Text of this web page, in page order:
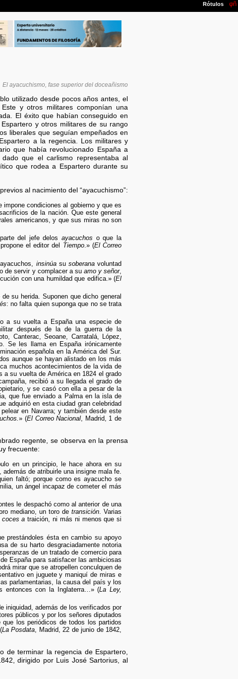
El ayacuchismo, fase superior del doceañismo
utilizado desde pocos años antes, el
y otros militares componían una
El éxito que habían conseguido en
y otros militares de su rango
liberales que seguían empeñados en
a la regencia. Los militares y
que había revolucionado España a
que el carlismo representaba al
que rodea a Espartero durante su
al nacimiento del “ayacuchismo”:
condiciones al gobierno y que es
de la nación. Que este general
americanos, y que sus miras no son
del jefe delosayacuchos o que la
el editor del Tiempo.» (El Correo
insinúasu soberanavoluntad
de servir y complacer a su amo y señor,
con una humildad que edifica.» (El
su herida. Suponen que dicho general
: no falta quien suponga que no se trata
a su vuelta a España una especie de
después de la de la guerra de la
Canterac, Seoane, Carratalá, López,
Se les llama en España irónicamente
española en la América del Sur.
aunque se hayan alistado en los más
muchos acontecimientos de la vida de
a su vuelta de América en 1824 el grado
recibió a su llegada el grado de
y se casó con ella a pesar de la
que fue enviado a Palma en la isla de
adquirió en esta ciudad gran celebridad
en Navarra; y también desde este
» (El Correo Nacional, Madrid, 1 de
regente, se observa en la prensa
frecuente:
en un principio, le hace ahora en su
de atribuirle una insigne mala fe.
faltó; porque como es ayacucho se
un ángel incapaz de cometer el más
le despachó como al anterior de una
mediano, un toro detransición. Varias
coces a traición, ni más ni menos que si
prestándoles ésta en cambio su apoyo
de su harto desgraciadamente notoria
de un tratado de comercio para
España para satisfacer las ambiciosas
mirar que se atropellen conculquen de
en juguete y maniquí de miras e
parlamentarias, la causa del país y los
entonces con la Inglaterra…» (La Ley,
iniquidad, además de los verificados por
públicos y por los señores diputados
los periódicos de todos los partidos
La Posdata, Madrid, 22 de junio de 1842,
de terminar la regencia de Espartero,
dirigido por Luis José Sartorius, al